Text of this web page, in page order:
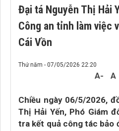
Đại tá Nguyễn Thị Hải
Công an tỉnh làm việc
Cái Vồn
Thứ năm - 07/05/2026 22:20
A- A
Chiều ngày 06/5/2026,
Thị Hải Yến, Phó Giám
tra kết quả công tác bảo